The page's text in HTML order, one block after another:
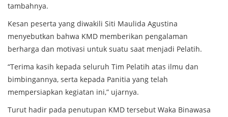
tambahnya.
Kesan peserta yang diwakili Siti Maulida Agustina
menyebutkan bahwa KMD memberikan pengalaman
berharga dan motivasi untuk suatu saat menjadi Pelatih.
“Terima kasih kepada seluruh Tim Pelatih atas ilmu dan
bimbingannya, serta kepada Panitia yang telah
mempersiapkan kegiatan ini,” ujarnya.
Turut hadir pada penutupan KMD tersebut Waka Binawasa